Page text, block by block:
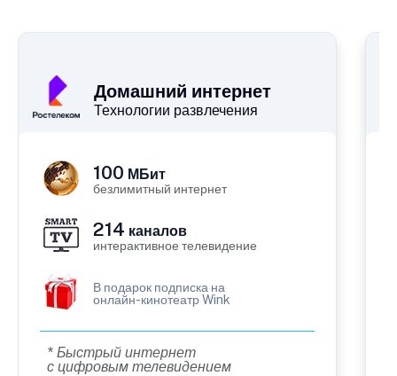
Домашний интернет
Технологии развлечения
100 МБит
безлимитный интернет
214 каналов
интерактивное телевидение
В подарок подписка на
онлайн-кинотеатр Wink
* Быстрый интернет
с цифровым телевидением